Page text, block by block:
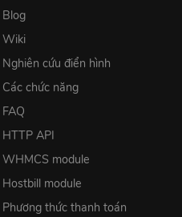
Blog
Wiki
Nghiên cứu điển hình
Các chức năng
FAQ
HTTP API
WHMCS module
Hostbill module
Phương thức thanh toán